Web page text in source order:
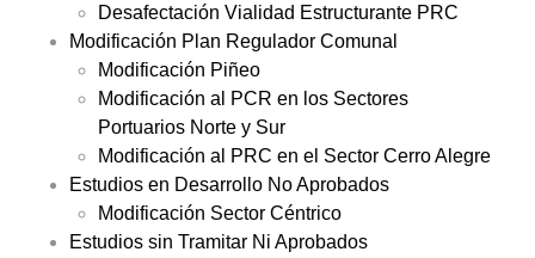
Desafectación Vialidad Estructurante PRC
Modificación Plan Regulador Comunal
Modificación Piñeo
Modificación al PCR en los Sectores
Portuarios Norte y Sur
Modificación al PRC en el Sector Cerro Alegre
Estudios en Desarrollo No Aprobados
Modificación Sector Céntrico
Estudios sin Tramitar Ni Aprobados